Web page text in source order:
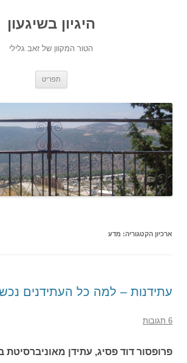
היגיון בשיגעון
הטור המקוון של זאב גלילי
תפריט
ארכיון הקטגוריה:מדע
עתידנות – למה כל העתידנים
פרופסור דוד פסיג, עתידן מאוניברסיטת